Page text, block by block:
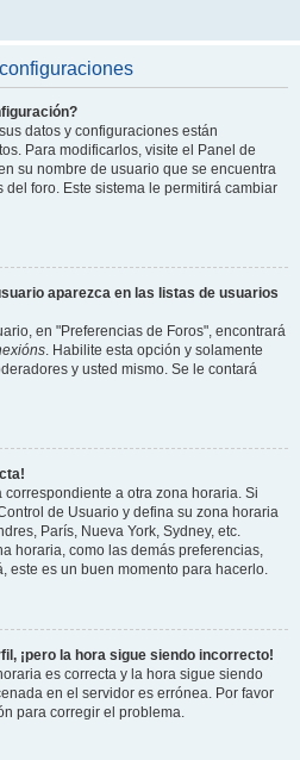
datos y configuraciones están
Para modificarlos, visite el Panel de
su nombre de usuario que se encuentra
foro. Este sistema le permitirá cambiar
aparezca en las listas de usuarios
en "Preferencias de Foros", encontrará
. Habilite esta opción y solamente
y usted mismo. Se le contará
a otra zona horaria. Si
de Usuario y defina su zona horaria
París, Nueva York, Sydney, etc.
horaria, como las demás preferencias,
este es un buen momento para hacerlo.
¡pero la hora sigue siendo incorrecto!
es correcta y la hora sigue siendo
en el servidor es errónea. Por favor
para corregir el problema.